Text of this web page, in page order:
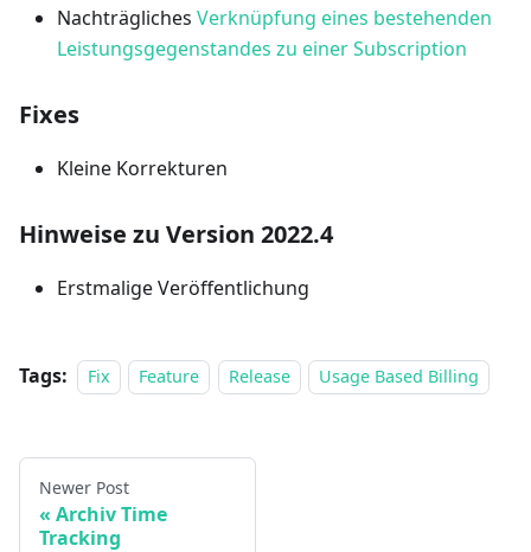
Nachträgliches Verknüpfung eines bestehenden
Leistungsgegenstandes zu einer Subscription
Fixes
Kleine Korrekturen
Hinweise zu Version 2022.4
Erstmalige Veröffentlichung
Tags: Fix Feature Release Usage Based Billing
Newer Post
Archiv Time
Tracking